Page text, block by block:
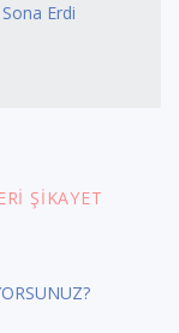
Sona Erdi
ŞIKAYET